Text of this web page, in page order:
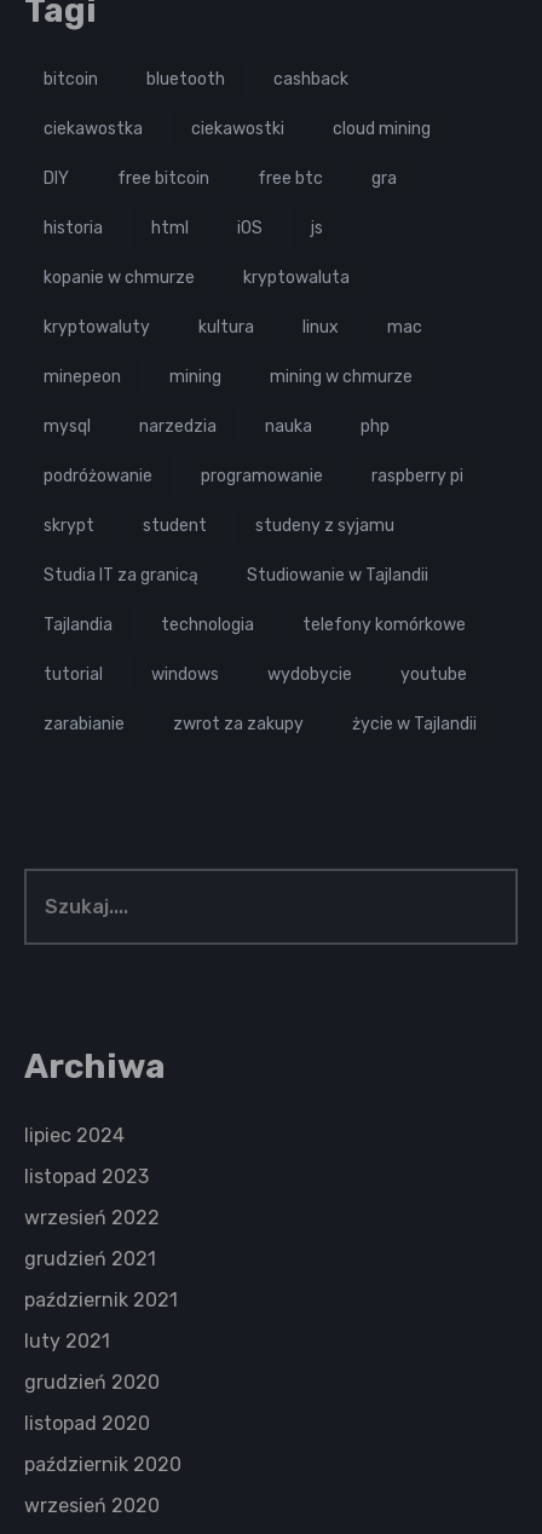
Tagi
bitcoin bluetooth cashback
ciekawostka ciekawostki cloud mining
DIY free bitcoin free btc gra
historia html iOS js
kopanie w chmurze kryptowaluta
kryptowaluty kultura linux mac
minepeon mining mining w chmurze
mysql narzedzia nauka php
podróżowanie programowanie raspberry pi
skrypt student studeny z syjamu
Studia IT za granicą Studiowanie w Tajlandii
Tajlandia technologia telefony komórkowe
tutorial windows wydobycie youtube
zarabianie zwrot za zakupy życie w Tajlandii
Archiwa
lipiec 2024
listopad 2023
wrzesień 2022
grudzień 2021
październik 2021
luty 2021
grudzień 2020
listopad 2020
październik 2020
wrzesień 2020